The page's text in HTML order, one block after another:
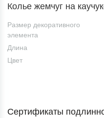
Колье жемчуг на
Размер декоративного
элемента
Длина
Цвет
Сертификаты